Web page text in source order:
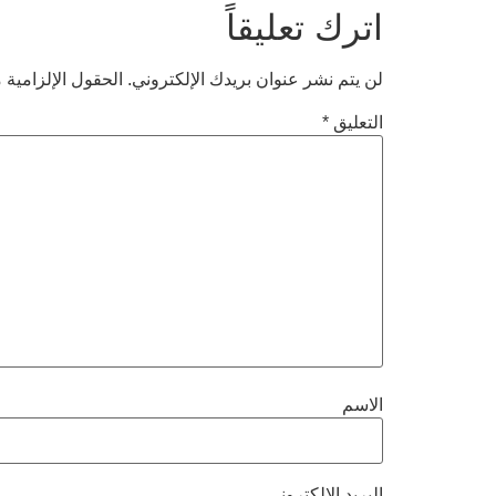
اترك تعليقاً
لن يتم نشر عنوان بريدك الإلكتروني. الحقول الإلزامية
التعليق *
الاسم